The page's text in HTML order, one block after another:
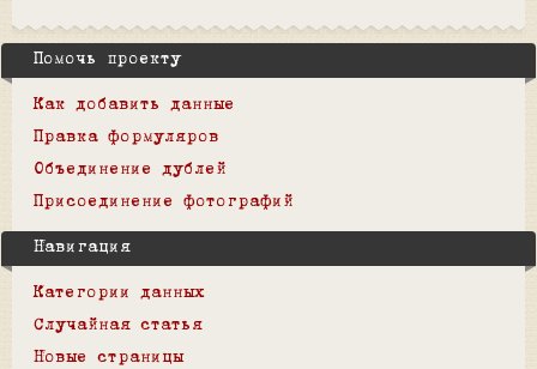
Помочь проекту
Как добавить данные
Правка формуляров
Объединение дублей
Присоединение фотографий
Навигация
Категории данных
Случайная статья
Новые страницы